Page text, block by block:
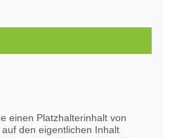
einen Platzhalterinhalt von
auf den eigentlichen Inhalt